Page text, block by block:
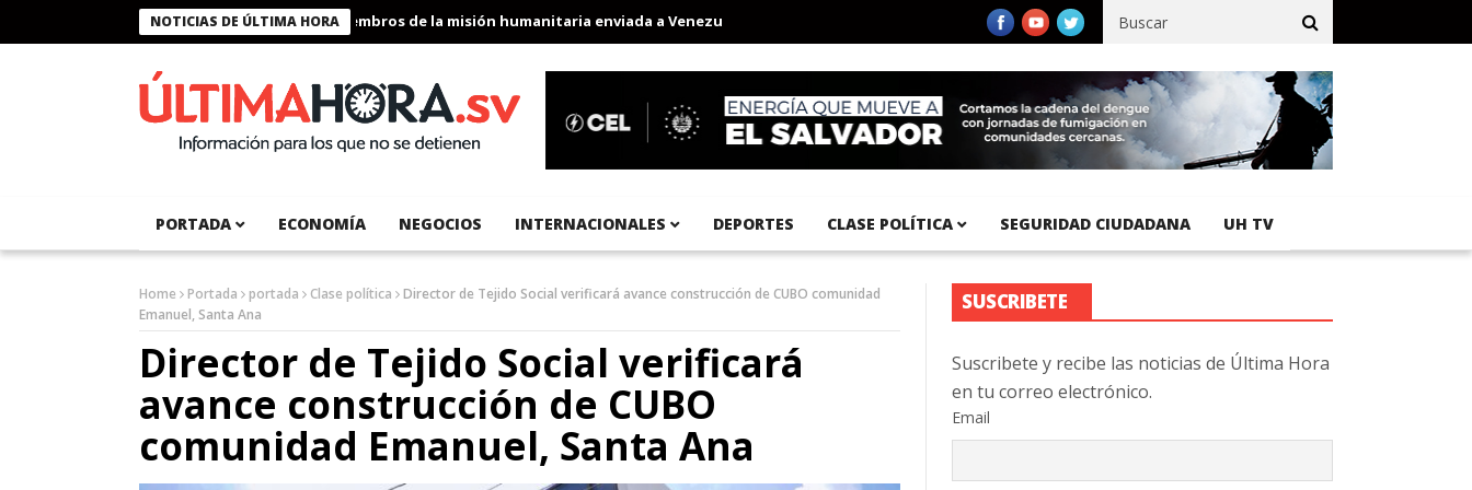
NOTICIAS DE ÚLTIMA HORA
Presidente Bukele condecora a miembros de la misión humanitaria enviada a Venezuela Aeropuerto Internacional del Pacífico registra 92 % de avance en obras de terracería
PORTADA ECONOMÍA NEGOCIOS INTERNACIONALES DEPORTES CLASE POLÍTICA SEGURIDAD CIUDADANA UH TV
Home Portada portada Clase política
Director de Tejido Social verificará avance construcción de CUBO comunidad
Emanuel, Santa Ana
Director de Tejido Social verificará
avance construcción de CUBO
comunidad Emanuel, Santa Ana
SUSCRIBETE
Suscribete y recibe las noticias de Última Hora
en tu correo electrónico.
Email